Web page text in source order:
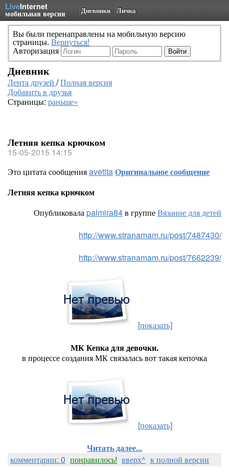
LiveInternet
мобильная версия Дневники Личка
Вы были перенаправлены на мобильную версию
страницы. Вернуться!
Авторизация
Дневник
Лента друзей /Полная версия
Добавить в друзья
Страницы: раньше»
Летняя кепка крючком
15-05-2015 14:15
Это цитата сообщенияavetitaОригинальное сообщение
Летняя кепка крючком
Опубликовалаpalmira84в группеВязание для детей
http://www.stranamam.ru/post/7487430/
http://www.stranamam.ru/post/7662239/
[показать]
МК Кепка для девочки.
в процессе создания МК связалась вот такая кепочка
[показать]
Читать далее...
комментарии: 0 понравилось! вверх^ к полной версии